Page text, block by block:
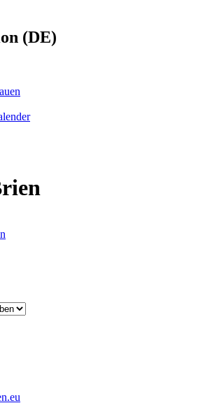
(DE)